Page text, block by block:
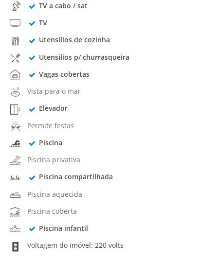
TV a cabo / sat
TV
Utensílios de cozinha
Utensílios p/ churrasqueira
Vagas cobertas
Vista para o mar
Elevador
Permite festas
Piscina
Piscina privativa
Piscina compartilhada
Piscina aquecida
Piscina coberta
Piscina infantil
Voltagem do imóvel: 220 volts